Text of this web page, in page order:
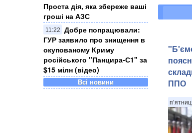
Проста дія, яка збереже ваші
гроші на АЗС
11:22
Добре попрацювали:
ГУР заявило про знищення в
окупованому Криму
російського "Панцира-С1" за
$15 мілн (відео)
Всі новини
ППО